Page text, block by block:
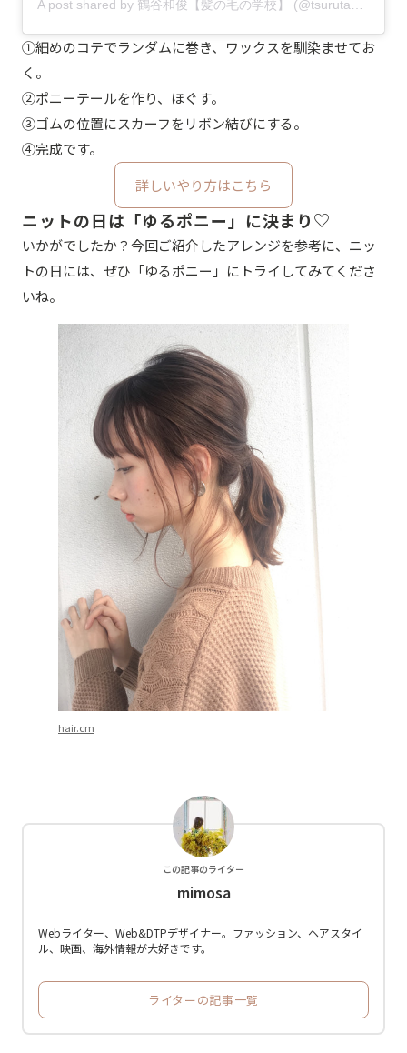
①細めのコテでランダムに巻き、ワックスを馴染ませてお
く。
②ポニーテールを作り、ほぐす。
③ゴムの位置にスカーフをリボン結びにする。
④完成です。
詳しいやり方はこちら
ニットの日は「ゆるポニー」に決まり♡
いかがでしたか？今回ご紹介したアレンジを参考に、ニッ
トの日には、ぜひ「ゆるポニー」にトライしてみてくださ
いね。
hair.cm
この記事のライター
mimosa
Webライター、Web&DTPデザイナー。ファッション、ヘアスタイ
ル、映画、海外情報が大好きです。
ライターの記事一覧